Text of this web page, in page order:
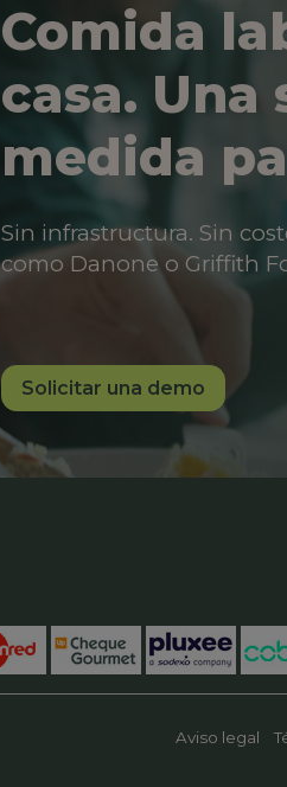
Comida
casa. Una
medida
Sin infrastructura. Sin
como Danone o Griffith
Solicitar una demo
Aviso legal